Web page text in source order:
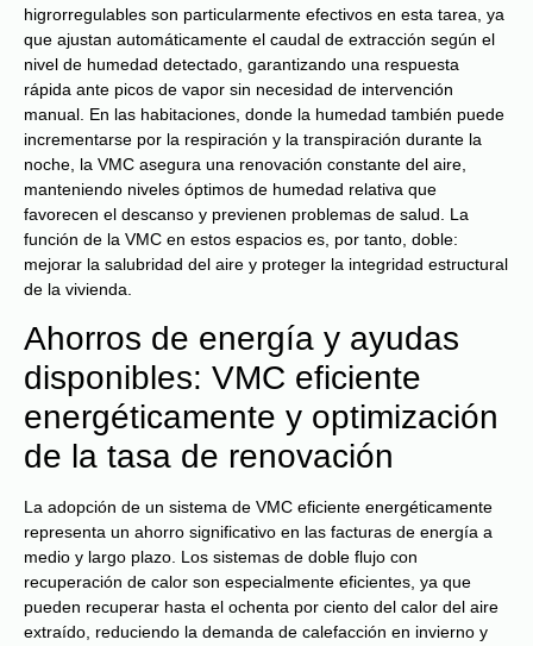
higrorregulables son particularmente efectivos en esta tarea, ya
que ajustan automáticamente el caudal de extracción según el
nivel de humedad detectado, garantizando una respuesta
rápida ante picos de vapor sin necesidad de intervención
manual. En las habitaciones, donde la humedad también puede
incrementarse por la respiración y la transpiración durante la
noche, la VMC asegura una renovación constante del aire,
manteniendo niveles óptimos de humedad relativa que
favorecen el descanso y previenen problemas de salud. La
función de la VMC en estos espacios es, por tanto, doble:
mejorar la salubridad del aire y proteger la integridad estructural
de la vivienda.
Ahorros de energía y ayudas
disponibles: VMC eficiente
energéticamente y optimización
de la tasa de renovación
La adopción de un sistema de VMC eficiente energéticamente
representa un ahorro significativo en las facturas de energía a
medio y largo plazo. Los sistemas de doble flujo con
recuperación de calor son especialmente eficientes, ya que
pueden recuperar hasta el ochenta por ciento del calor del aire
extraído, reduciendo la demanda de calefacción en invierno y